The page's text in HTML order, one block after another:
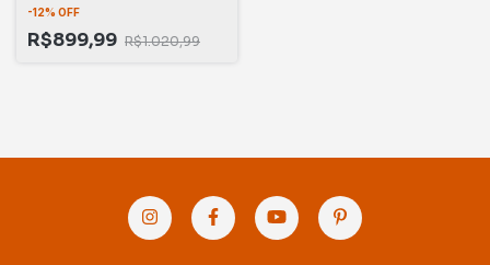
-12% OFF
R$899,99 R$1.020,99